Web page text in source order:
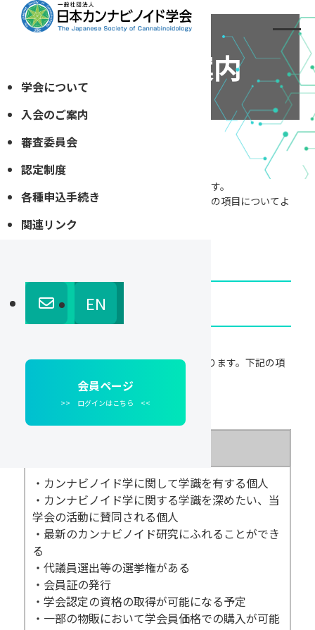
入会のご案内
ホーム»入会のご案内
本会の入会は理事会での承認制となります。
入会を希望される方は，下記のそれぞれの項目についてよ
くお読みください。
また、定款もご参照ください。
会員の種類について
本会には正会員・賛助会員の2種類があります。下記の項
目をご確認ください。
・カンナビノイド学に関して学識を有する個人
・カンナビノイド学に関する学識を深めたい、当
学会の活動に賛同される個人
・最新のカンナビノイド研究にふれることができ
る
・代議員選出等の選挙権がある
・会員証の発行
・学会認定の資格の取得が可能になる予定
・一部の物販において学会員価格での購入が可能
学会について
入会のご案内
審査委員会
認定制度
各種申込手続き
関連リンク
EN
会員ページ
>> ログインはこちら <<